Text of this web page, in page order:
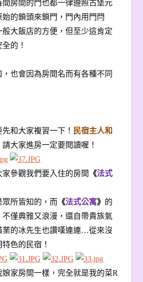
間房間的門也都一律遵照古堡元
的鎖頭來鎖門，門內用門閂
大飯店的方便，但至少這肯定
的！
也會因為房間名而有各種不同
和大家複習一下！ 民宿主人和
請大家進房一定要閱讀喔！
參觀我們要入住的房間 《法式
所皆知的，而 《法式公寓》 的
僅典雅又浪漫，還自帶貴族氣
業的冰先生也讚嘆連連…從來沒
色的民宿！
家房間一樣，完全就是我的菜R